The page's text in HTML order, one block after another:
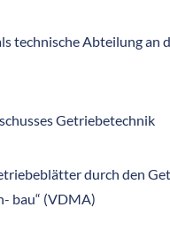
technische Abteilung
Getriebetechnik
durch den
bau“ (VDMA)